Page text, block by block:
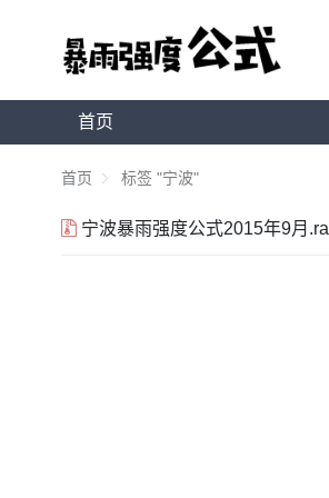
首页
首页 标签 "宁波"
宁波暴雨强度公式2015年9月